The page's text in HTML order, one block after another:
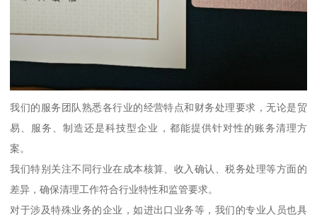
我们的服务团队熟悉各行业的经营特点和财务处理要求，无论是贸
易、服务、制造还是科技型企业，都能提供针对性的账务清理方
案。
我们特别关注不同行业在成本核算、收入确认、税务处理等方面的
差异，确保清理工作符合行业特性和监管要求。
对于涉及特殊业务的企业，如进出口业务等，我们的专业人员也具